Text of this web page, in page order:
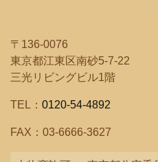
〒136-0076
東京都江東区南砂5-7-22
三光リビングビル1階
TEL： 0120-54-4892
FAX：03-6666-3627